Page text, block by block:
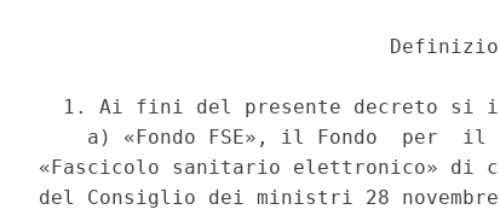
1. Ai fini del presente decreto si
a) «Fondo FSE», il Fondo  per  il
«Fascicolo sanitario elettronico» di
del Consiglio dei ministri 28